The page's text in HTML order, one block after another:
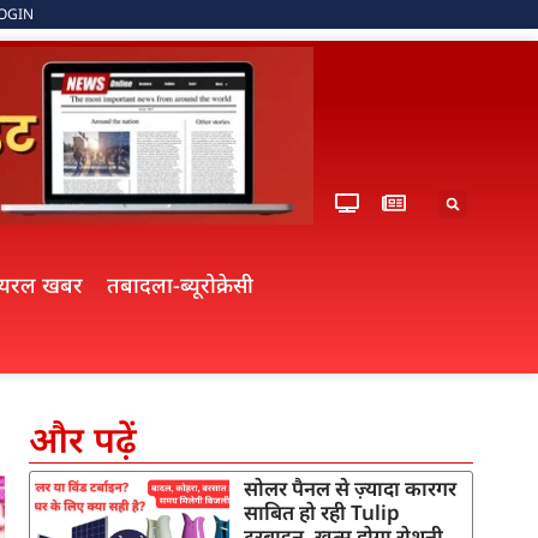
खबर तबादला-ब्यूरोक्रेसी
और पढ़ें
सोलर पैनल से ज़्यादा कारगर
साबित हो रही Tulip